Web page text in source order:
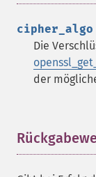
cipher_algo
Die
der